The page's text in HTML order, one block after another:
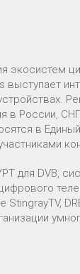
экосистем
выступает
в России,
в
для DVB,
StingrayTV,